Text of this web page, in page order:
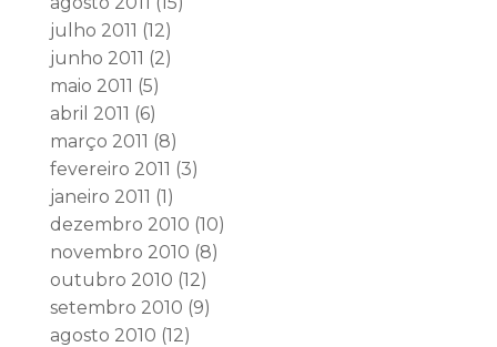
julho 2011 (12)
junho 2011 (2)
maio 2011 (5)
abril 2011 (6)
março 2011 (8)
fevereiro 2011 (3)
janeiro 2011 (1)
dezembro 2010 (10)
novembro 2010 (8)
outubro 2010 (12)
setembro 2010 (9)
agosto 2010 (12)